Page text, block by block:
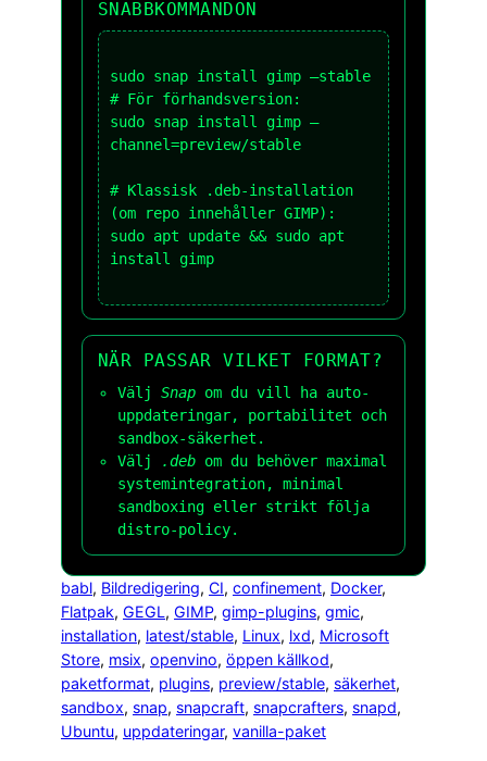
SNABBKOMMANDON
sudo snap install gimp –stable
# För förhandsversion:
sudo snap install gimp –
channel=preview/stable
# Klassisk .deb-installation
(om repo innehåller GIMP):
sudo apt update && sudo apt
install gimp
NÄR PASSAR VILKET FORMAT?
Välj Snap om du vill ha auto-
uppdateringar, portabilitet och
sandbox-säkerhet.
Välj
.deb om du behöver maximal
systemintegration, minimal
sandboxing eller strikt följa
distro-policy.
babl, Bildredigering, CI, confinement, Docker
Flatpak, GEGL, GIMP, gimp-plugins, gmic
installation, latest/stable, Linux, lxd, Microsoft
Store, msix, openvino, öppen källkod
paketformat, plugins, preview/stable, säkerhet
sandbox, snap, snapcraft, snapcrafters, snapd
Ubuntu, uppdateringar, vanilla-paket